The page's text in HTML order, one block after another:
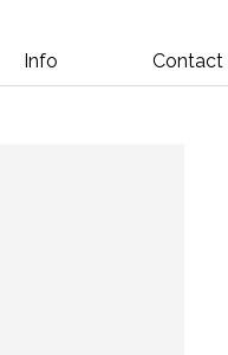
Info Contact